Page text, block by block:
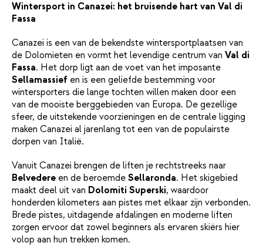
Wintersport in Canazei: het bruisende hart van Val di
Fassa
Canazei is een van de bekendste wintersportplaatsen van
de Dolomieten en vormt het levendige centrum van Val di
Fassa. Het dorp ligt aan de voet van het imposante
Sellamassief en is een geliefde bestemming voor
wintersporters die lange tochten willen maken door een
van de mooiste berggebieden van Europa. De gezellige
sfeer, de uitstekende voorzieningen en de centrale ligging
maken Canazei al jarenlang tot een van de populairste
dorpen van Italië.
Vanuit Canazei brengen de liften je rechtstreeks naar
Belvedere en de beroemde Sellaronda. Het skigebied
maakt deel uit van Dolomiti Superski, waardoor
honderden kilometers aan pistes met elkaar zijn verbonden.
Brede pistes, uitdagende afdalingen en moderne liften
zorgen ervoor dat zowel beginners als ervaren skiërs hier
volop aan hun trekken komen.